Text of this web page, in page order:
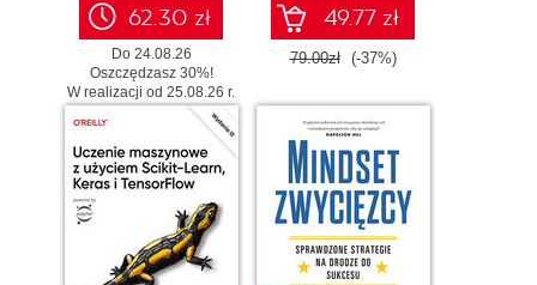
62.30 zł
Do 24.08.26
Oszczędzasz 30%!
W realizacji od 25.08.26 r.
49.77 zł
79.00zł (-37%)